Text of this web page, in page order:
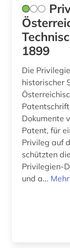
1899
Die
historischer
Dokumente
Patent, für
Privileg auf
schützten
Privilegien-
und a...